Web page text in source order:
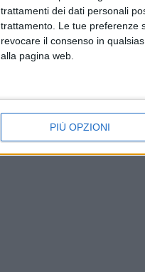
trattamenti dei dati personali
trattamento. Le tue preferenze
revocare il consenso in
alla pagina web.
PIÙ OPZIONI